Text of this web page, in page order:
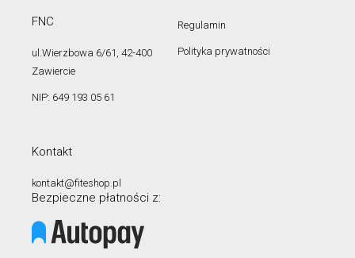
FNC
ul.Wierzbowa 6/61, 42-400
Zawiercie
NIP: 649 193 05 61
Regulamin
Polityka prywatności
Kontakt
kontakt@fiteshop.pl
Bezpieczne płatności z: